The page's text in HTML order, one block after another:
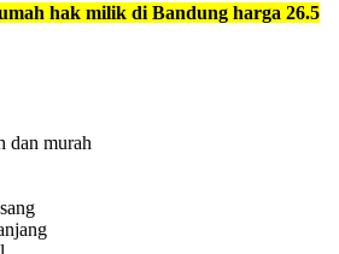
hak milik di Bandung harga 26.5
dan murah